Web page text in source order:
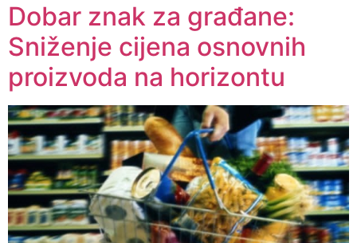
Dobar znak za građane:
Sniženje cijena osnovnih
proizvoda na horizontu